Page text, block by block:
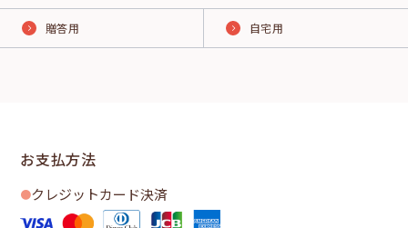
贈答用 自宅用
お支払方法
クレジットカード決済